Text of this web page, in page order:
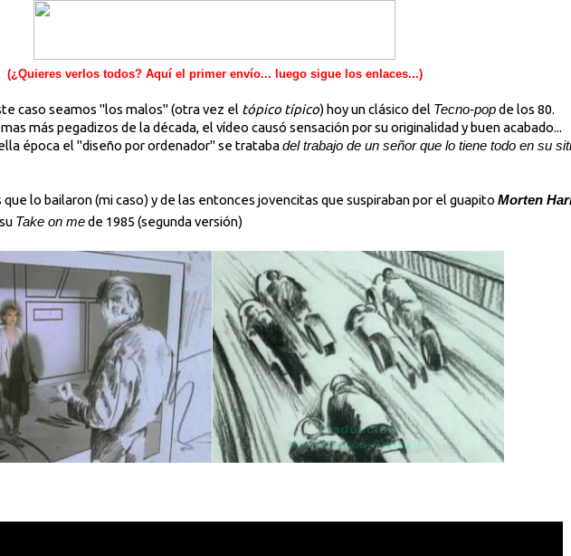
(¿Quieres verlos todos? Aquí el primer envío... luego sigue los enlaces...)
caso seamos "los malos" (otra vez el tópico típico) hoy un clásico del Tecno-popde los 80.
más pegadizos de la década, el vídeo causó sensación por su originalidad y buen acabado...
época el "diseño por ordenador" se tratabadel trabajo de un señor que lo tiene todo en su
lo bailaron (mi caso) y de las entonces jovencitas que suspiraban por el guapito Morten
Take on mede 1985 (segunda versión)